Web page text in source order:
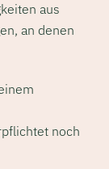
aus
an denen
noch